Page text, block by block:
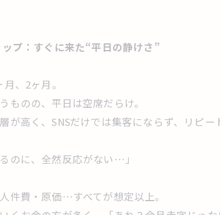
プ：すぐに来た“平日の静けさ”
、2ヶ月。
ものの、平日は空席だらけ。
が高く、SNSだけでは集客にならず、リピー
のに、全然反応がない…」
件費・原価…すべてが想定以上。